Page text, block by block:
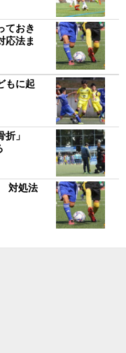
ておき
応法ま
もに起
」
対処法